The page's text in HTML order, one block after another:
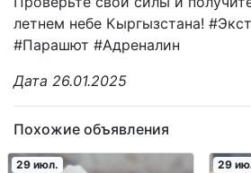
летнем небе Кыргызстана!
#Парашют #Адреналин
Дата 26.01.2025
Похожие объявления
29 июл. 29